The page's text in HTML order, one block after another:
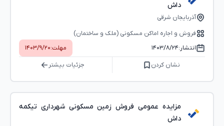
داش
آذربایجان شرقی
فروش و اجاره اماکن مسکونی (ملک و ساختمان)
انتشار:۱۴۰۳/۸/۲۴ مهلت:۱۴۰۳/۹/۲۰
نشان کردن جزئیات بیشتر
مزایده عمومی فروش زمین مسکونی شهرداری تیکمه
داش